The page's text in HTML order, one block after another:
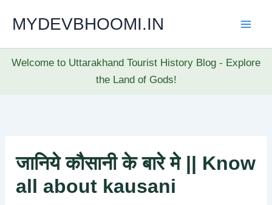
MYDEVBHOOMI.IN
Welcome to Uttarakhand Tourist History Blog - Explore
the Land of Gods!
जानिये कौसानी के बारे मे || Know
all about kausani